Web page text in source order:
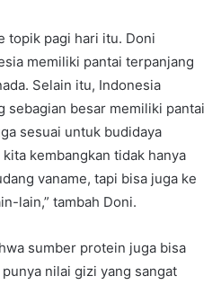
topik pagi hari itu. Doni
memiliki pantai terpanjang
Selain itu, Indonesia
sebagian besar memiliki pantai
sesuai untuk budidaya
kembangkan tidak hanya
vaname, tapi bisa juga ke
lain,” tambah Doni.
sumber protein juga bisa
nilai gizi yang sangat